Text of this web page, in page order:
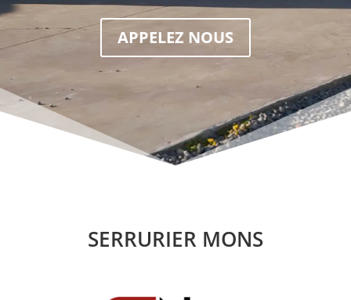
APPELEZ NOUS
SERRURIER MONS